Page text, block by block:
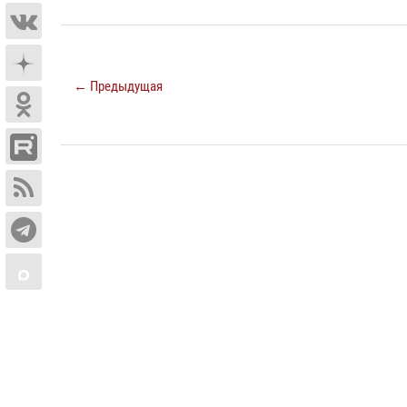
← Предыдущая